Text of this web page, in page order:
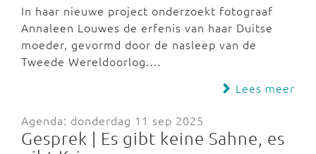
In haar nieuwe project onderzoekt fotograaf
Annaleen Louwes de erfenis van haar Duitse
moeder, gevormd door de nasleep van de
Tweede Wereldoorlog.…
Lees meer
Agenda: donderdag 11 sep 2025
Gesprek | Es gibt keine Sahne, es